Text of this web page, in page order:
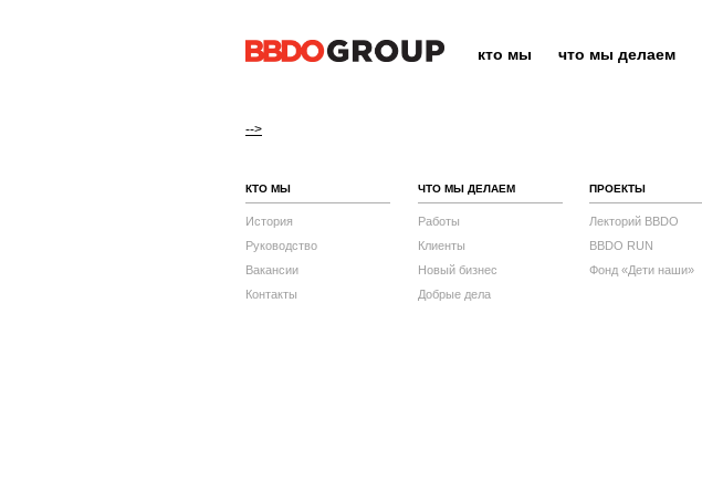
кто мы что мы делаем
-->
КТО МЫ
История
Руководство
Вакансии
Контакты
ЧТО МЫ ДЕЛАЕМ
Работы
Клиенты
Новый бизнес
Добрые дела
ПРОЕКТЫ
Лекторий BBDO
BBDO RUN
Фонд «Дети наши»